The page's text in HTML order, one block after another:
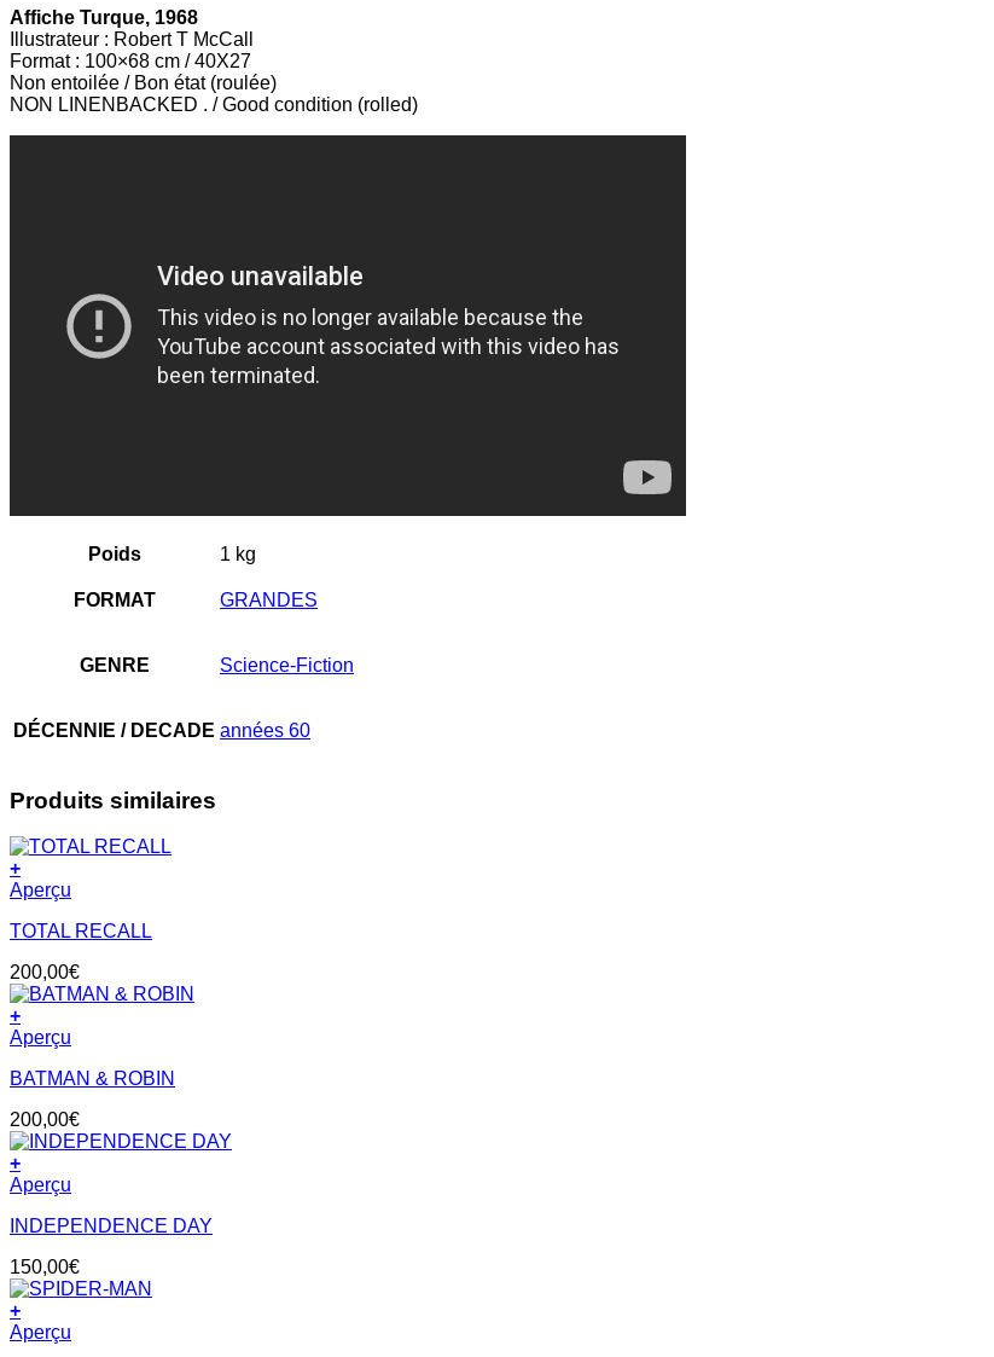
Affiche Turque, 1968
Illustrateur : Robert T McCall
Format : 100×68 cm / 40X27
Non entoilée / Bon état (roulée)
NON LINENBACKED . / Good condition (rolled)
Poids 1 kg
FORMAT GRANDES
GENRE Science-Fiction
DÉCENNIE / DECADE années 60
Produits similaires
+
Aperçu
TOTAL RECALL
200,00€
+
Aperçu
BATMAN & ROBIN
200,00€
+
Aperçu
INDEPENDENCE DAY
150,00€
+
Aperçu